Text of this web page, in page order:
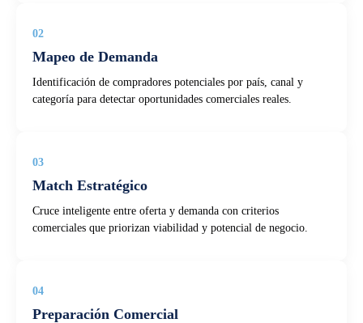
02
Mapeo de Demanda
Identificación de compradores potenciales por país, canal y
categoría para detectar oportunidades comerciales reales.
03
Match Estratégico
Cruce inteligente entre oferta y demanda con criterios
comerciales que priorizan viabilidad y potencial de negocio.
04
Preparación Comercial